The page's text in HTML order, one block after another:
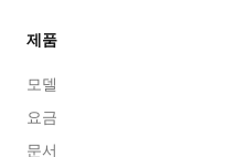
제품
모델
요금
문서